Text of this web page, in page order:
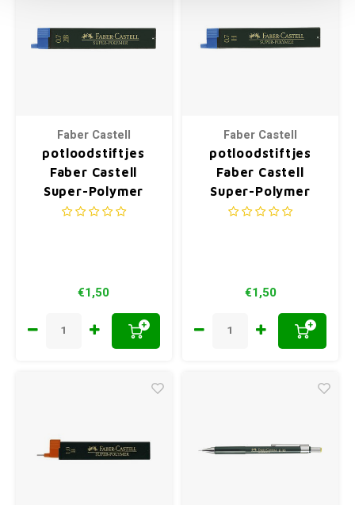
Faber Castell
potloodstiftjes
Faber Castell
Super-Polymer
0,7mm 2B
€1,50
+
Faber Castell
potloodstiftjes
Faber Castell
Super-Polymer
0,7mm H
€1,50
+